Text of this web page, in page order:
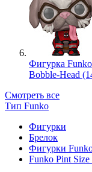
Фигурка
Bobble-Head
Смотреть все
Тип Funko
Фигурки
Брелок
Фигурки
Funko Pint Size